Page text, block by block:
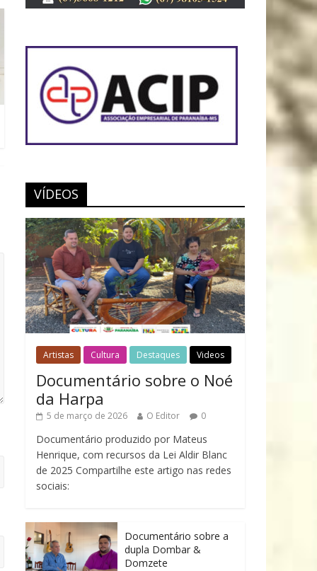
VÍDEOS
Artistas Cultura Destaques Videos
Documentário sobre o Noé
da Harpa
5 de março de 2026 O Editor 0
Documentário produzido por Mateus
Henrique, com recursos da Lei Aldir Blanc
de 2025 Compartilhe este artigo nas redes
sociais:
Documentário sobre a
dupla Dombar &
Domzete